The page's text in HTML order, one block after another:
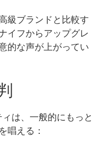
級ブランドと比較す
イフからアップグレ
的な声が上がってい
は、一般的にもっと
唱える：